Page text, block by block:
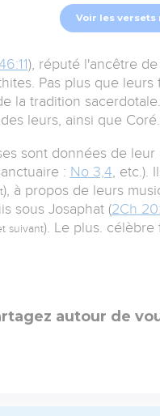
Voir les versets
), réputé l'ancêtre
Pas plus que
la tradition
leurs, ainsi que Coré.
sont données de
: No 3,4 ,
), à propos de leurs
sous Josaphat (2Ch
suivant). Le plus.
autour de